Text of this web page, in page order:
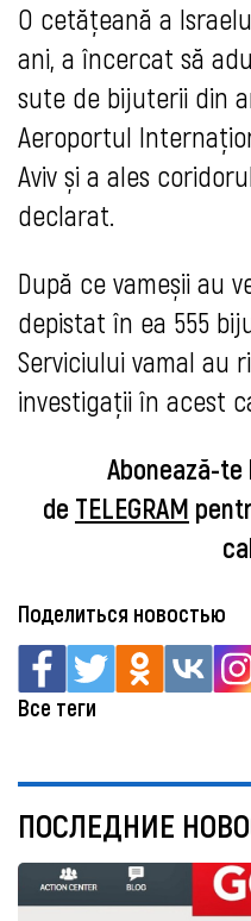
O cetățeană a
ani, a încercat să
sute de bijuterii din
Aeroportul
Aviv și a ales
declarat.
După ce vameșii au
depistat în ea 555
Serviciului vamal au
investigații în acest
Abonează-
de TELEGRAM
Поделиться новостью
Все теги
ПОСЛЕДНИЕ